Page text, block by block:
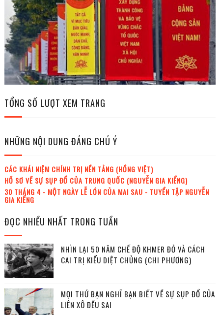
TỔNG SỐ LƯỢT XEM TRANG
NHỮNG NỘI DUNG ĐÁNG CHÚ Ý
CÁC KHÁI NIỆM CHÍNH TRỊ NỀN TẢNG (HỒNG VIỆT)
HỒ SƠ VỀ SỰ SỤP ĐỔ CỦA TRUNG QUỐC (NGUYỄN GIA KIỂNG)
30 THÁNG 4 - MỘT NGÀY LỄ LỚN CỦA MAI SAU - TUYỂN TẬP NGUYỄN
GIA KIỂNG
ĐỌC NHIỀU NHẤT TRONG TUẦN
NHÌN LẠI 50 NĂM CHẾ ĐỘ KHMER ĐỎ VÀ CÁCH
CAI TRỊ KIỂU DIỆT CHỦNG (CHI PHƯƠNG)
MỌI THỨ BẠN NGHĨ BẠN BIẾT VỀ SỰ SỤP ĐỔ CỦA
LIÊN XÔ ĐỀU SAI